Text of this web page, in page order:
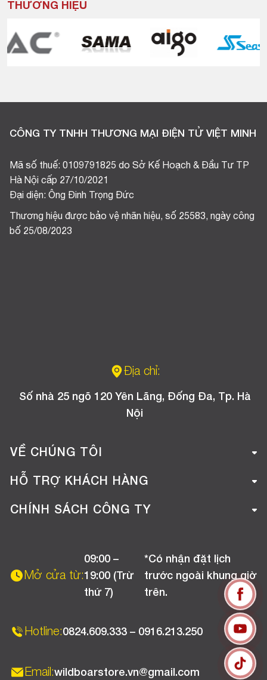
THƯƠNG HIỆU
CÔNG TY TNHH THƯƠNG MẠI ĐIỆN TỬ VIỆT MINH
Mã số thuế: 0109791825 do Sở Kế Hoạch & Đầu Tư TP
Hà Nội cấp 27/10/2021
Đại diện: Ông Đinh Trọng Đức
Thương hiệu được bảo vệ nhãn hiệu, số 25583, ngày công
bố 25/08/2023
Địa chỉ:
Số nhà 25 ngõ 120 Yên Lãng, Đống Đa, Tp. Hà
Nội
VỀ CHÚNG TÔI
Giới thiệu công ty
Tuyển dụng
HỖ TRỢ KHÁCH HÀNG
Hướng dẫn mua hàng online
Chương trình khuyến mãi
CHÍNH SÁCH CÔNG TY
Chính sách bảo hành
Mở cửa từ:
09:00 –
19:00 (Trừ
thứ 7)
*Có nhận đặt lịch
trước ngoài khung giờ
trên.
Hotline:0824.609.333 – 0916.213.250
Email:wildboarstore.vn@gmail.com